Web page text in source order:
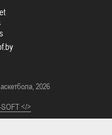
2026
</>